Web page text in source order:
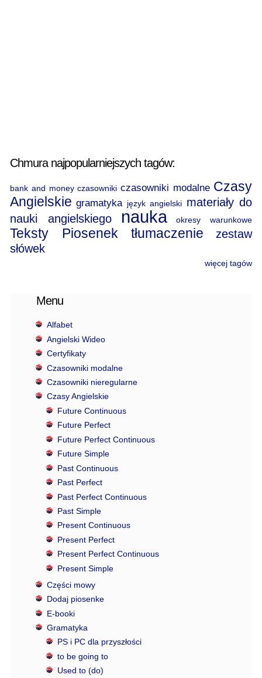
Chmura najpopularniejszych tagów:
bank and money czasowniki czasowniki modalne Czasy
Angielskie gramatyka język angielski materiały do
nauki angielskiego
nauka okresy warunkowe
Teksty Piosenek tłumaczenie
zestaw
słówek
więcej tagów
Menu
Alfabet
Angielski Wideo
Certyfikaty
Czasowniki modalne
Czasowniki nieregularne
Czasy Angielskie
Future Continuous
Future Perfect
Future Perfect Continuous
Future Simple
Past Continuous
Past Perfect
Past Perfect Continuous
Past Simple
Present Continuous
Present Perfect
Present Perfect Continuous
Present Simple
Części mowy
Dodaj piosenke
E-booki
Gramatyka
PS i PC dla przyszłości
to be going to
Used to (do)